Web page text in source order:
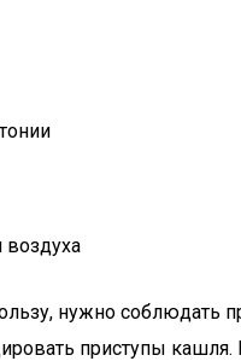
нужно соблюдать
приступы кашля.